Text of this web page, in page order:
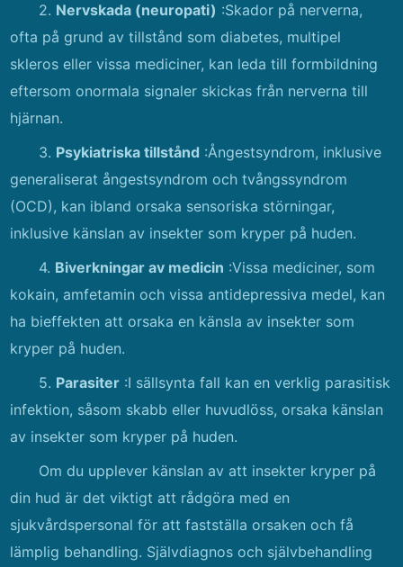
2. Nervskada (neuropati) :Skador på nerverna,
ofta på grund av tillstånd som diabetes, multipel
skleros eller vissa mediciner, kan leda till formbildning
eftersom onormala signaler skickas från nerverna till
hjärnan.
3. Psykiatriska tillstånd :Ångestsyndrom, inklusive
generaliserat ångestsyndrom och tvångssyndrom
(OCD), kan ibland orsaka sensoriska störningar,
inklusive känslan av insekter som kryper på huden.
4. Biverkningar av medicin :Vissa mediciner, som
kokain, amfetamin och vissa antidepressiva medel, kan
ha bieffekten att orsaka en känsla av insekter som
kryper på huden.
5. Parasiter :I sällsynta fall kan en verklig parasitisk
infektion, såsom skabb eller huvudlöss, orsaka känslan
av insekter som kryper på huden.
Om du upplever känslan av att insekter kryper på
din hud är det viktigt att rådgöra med en
sjukvårdspersonal för att fastställa orsaken och få
lämplig behandling. Självdiagnos och självbehandling